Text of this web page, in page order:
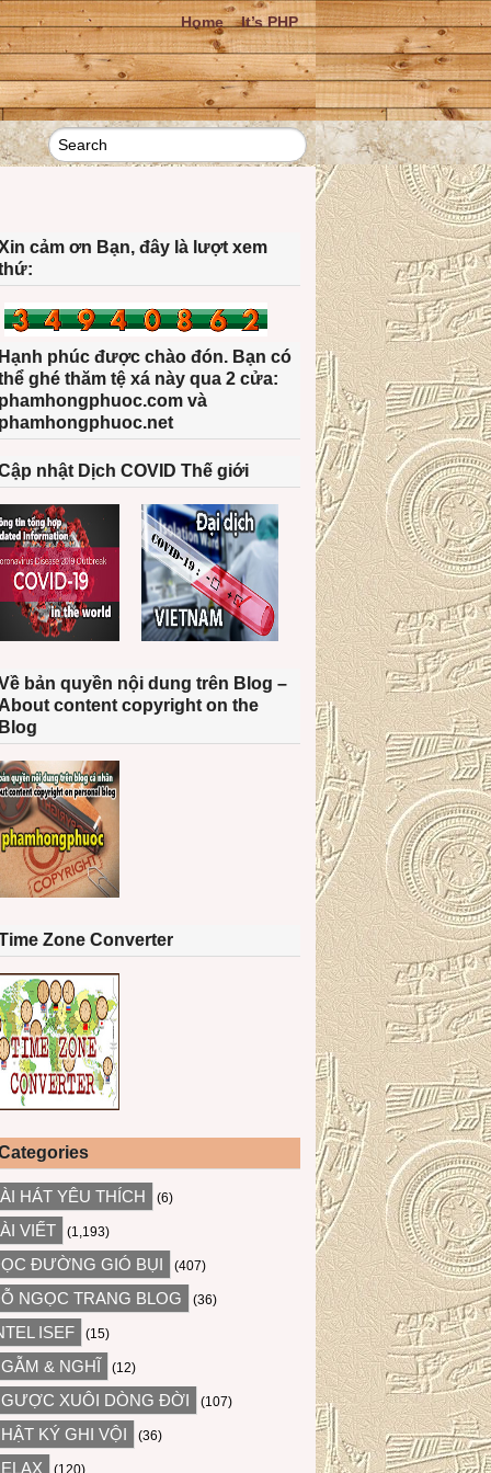
Home It’s PHP
cảm ơn Bạn, đây là lượt xem
phúc được chào đón. Bạn có
ghé thăm tệ xá này qua 2 cửa:
và
nhật Dịch COVID Thế giới
bản quyền nội dung trên Blog –
content copyright on the
Zone Converter
HÁT YÊU THÍCH (6)
VIẾT (1,193)
ĐƯỜNG GIÓ BỤI (407)
NGỌC TRANG BLOG (36)
ISEF (15)
& NGHĨ (12)
XUÔI DÒNG ĐỜI (107)
KÝ GHI VỘI (36)
(120)